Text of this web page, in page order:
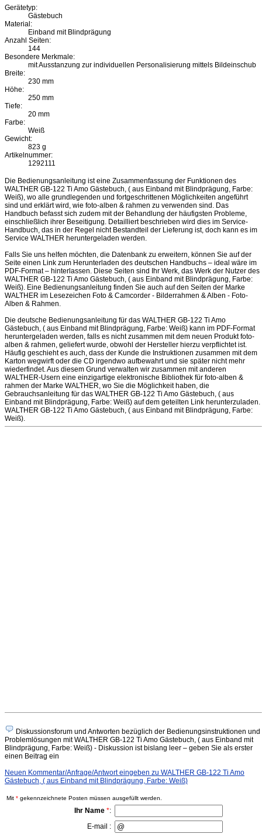
Gerätetyp:
Gästebuch
Material:
Einband mit Blindprägung
Anzahl Seiten:
144
Besondere Merkmale:
mit Ausstanzung zur individuellen Personalisierung mittels Bildeinschub
Breite:
230 mm
Höhe:
250 mm
Tiefe:
20 mm
Farbe:
Weiß
Gewicht:
823 g
Artikelnummer:
1292111
Die Bedienungsanleitung ist eine Zusammenfassung der Funktionen des
WALTHER GB-122 Ti Amo Gästebuch, ( aus Einband mit Blindprägung, Farbe:
Weiß), wo alle grundlegenden und fortgeschrittenen Möglichkeiten angeführt
sind und erklärt wird, wie foto-alben & rahmen zu verwenden sind. Das
Handbuch befasst sich zudem mit der Behandlung der häufigsten Probleme,
einschließlich ihrer Beseitigung. Detailliert beschrieben wird dies im Service-
Handbuch, das in der Regel nicht Bestandteil der Lieferung ist, doch kann es im
Service WALTHER heruntergeladen werden.
Falls Sie uns helfen möchten, die Datenbank zu erweitern, können Sie auf der
Seite einen Link zum Herunterladen des deutschen Handbuchs – ideal wäre im
PDF-Format – hinterlassen. Diese Seiten sind Ihr Werk, das Werk der Nutzer des
WALTHER GB-122 Ti Amo Gästebuch, ( aus Einband mit Blindprägung, Farbe:
Weiß). Eine Bedienungsanleitung finden Sie auch auf den Seiten der Marke
WALTHER im Lesezeichen Foto & Camcorder - Bilderrahmen & Alben - Foto-
Alben & Rahmen.
Die deutsche Bedienungsanleitung für das WALTHER GB-122 Ti Amo
Gästebuch, ( aus Einband mit Blindprägung, Farbe: Weiß) kann im PDF-Format
heruntergeladen werden, falls es nicht zusammen mit dem neuen Produkt foto-
alben & rahmen, geliefert wurde, obwohl der Hersteller hierzu verpflichtet ist.
Häufig geschieht es auch, dass der Kunde die Instruktionen zusammen mit dem
Karton wegwirft oder die CD irgendwo aufbewahrt und sie später nicht mehr
wiederfindet. Aus diesem Grund verwalten wir zusammen mit anderen
WALTHER-Usern eine einzigartige elektronische Bibliothek für foto-alben &
rahmen der Marke WALTHER, wo Sie die Möglichkeit haben, die
Gebrauchsanleitung für das WALTHER GB-122 Ti Amo Gästebuch, ( aus
Einband mit Blindprägung, Farbe: Weiß) auf dem geteilten Link herunterzuladen.
WALTHER GB-122 Ti Amo Gästebuch, ( aus Einband mit Blindprägung, Farbe:
Weiß).
Diskussionsforum und Antworten bezüglich der Bedienungsinstruktionen und
Problemlösungen mit WALTHER GB-122 Ti Amo Gästebuch, ( aus Einband mit
Blindprägung, Farbe: Weiß) - Diskussion ist bislang leer – geben Sie als erster
einen Beitrag ein
Neuen Kommentar/Anfrage/Antwort eingeben zu WALTHER GB-122 Ti Amo
Gästebuch, ( aus Einband mit Blindprägung, Farbe: Weiß)
Mit * gekennzeichnete Posten müssen ausgefüllt werden.
Ihr Name *:
E-mail :